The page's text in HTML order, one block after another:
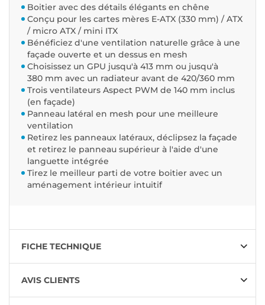
Boitier avec des détails élégants en chêne
Conçu pour les cartes mères E-ATX (330 mm) / ATX
/ micro ATX / mini ITX
Bénéficiez d'une ventilation naturelle grâce à une
façade ouverte et un dessus en mesh
Choisissez un GPU jusqu'à 413 mm ou jusqu'à
380 mm avec un radiateur avant de 420/360 mm
Trois ventilateurs Aspect PWM de 140 mm inclus
(en façade)
Panneau latéral en mesh pour une meilleure
ventilation
Retirez les panneaux latéraux, déclipsez la façade
et retirez le panneau supérieur à l'aide d'une
languette intégrée
Tirez le meilleur parti de votre boitier avec un
aménagement intérieur intuitif
FICHE TECHNIQUE
AVIS CLIENTS